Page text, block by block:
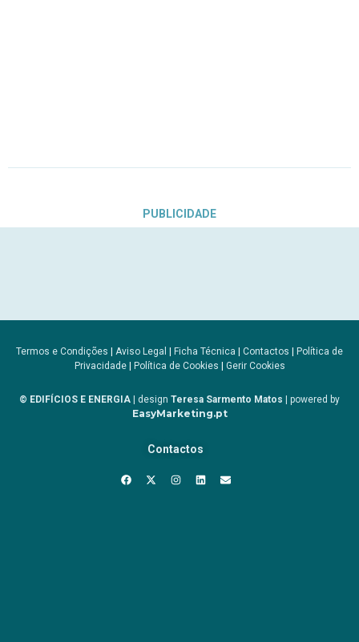
PUBLICIDADE
Termos e Condições | Aviso Legal | Ficha Técnica | Contactos | Política de
Privacidade| Política de Cookies | Gerir Cookies
© EDIFÍCIOS E ENERGIA | design Teresa Sarmento Matos | powered by
EasyMarketing.pt
Contactos